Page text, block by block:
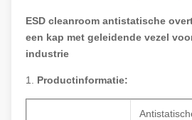
ESD cleanroom antistatische
een kap met geleidende vezel
industrie
1. Productinformatie: